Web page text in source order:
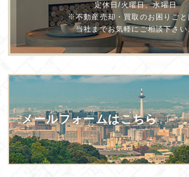
定休日/火曜日、水曜日
※不動産売却・買取のお困りごと
当社までお気軽にご相談下さい
メールフォームはこちら